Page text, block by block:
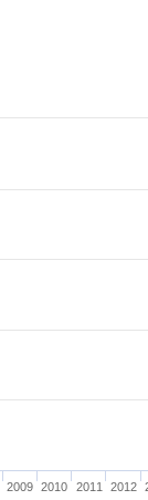
2009 2010 2011 2012